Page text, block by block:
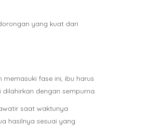
yang kuat dari
fase ini, ibu harus
dengan sempurna.
saat waktunya
hasilnya sesuai yang